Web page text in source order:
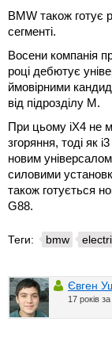
BMW також готує
сегменті.
Восени компанія
році дебютує
ймовірними
від підрозділу M.
При цьому iX4 не
згоряння, тоді як
новим
силовими
також готується
G88.
Теги: bmw
Євген
17 років